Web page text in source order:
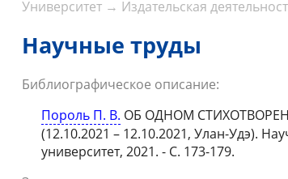
Университет→ Издательская
Научные труды
Библиографическое описание:
Пороль П. В. ОБ ОДНОМ
(12.10.2021 – 12.10.2021, Улан-Удэ).
университет, 2021. - С. 173-179.